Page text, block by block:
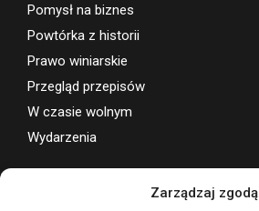
Zarządzaj zgodą
Pomysł na biznes
Powtórka z historii
Prawo winiarskie
Przegląd przepisów
W czasie wolnym
Wydarzenia